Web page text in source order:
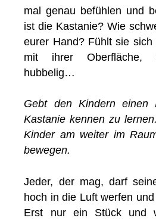
mal genau befühlen und
ist die Kastanie? Wie
eurer Hand? Fühlt sie
mit ihrer
hubbelig…
Gebt den Kindern einen
Kastanie kennen zu
Kinder am weiter im
bewegen.
Jeder, der mag, darf
hoch in die Luft werfen
Erst nur ein Stück und